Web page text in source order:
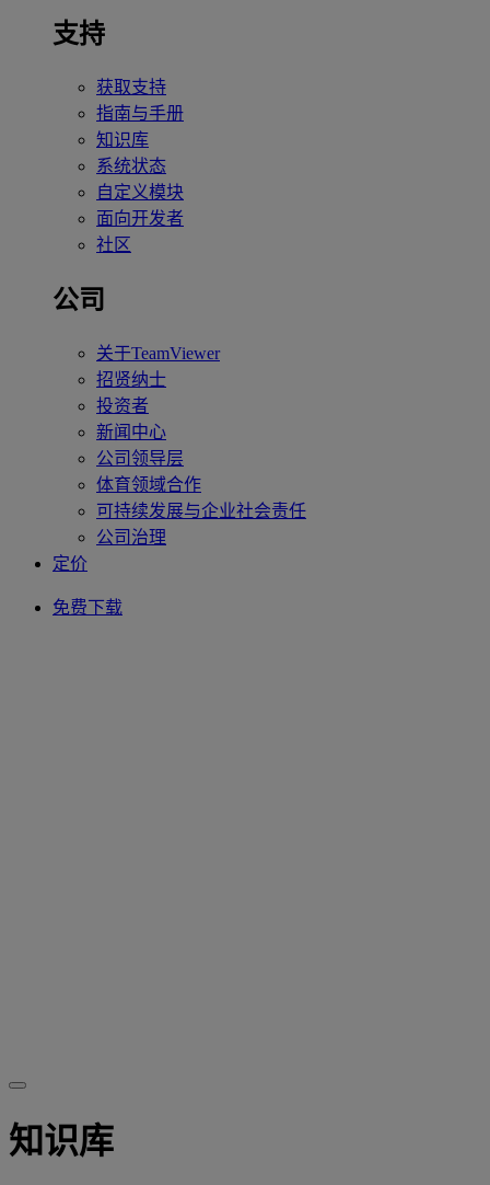
支持
获取支持
指南与手册
知识库
系统状态
自定义模块
面向开发者
社区
公司
关于TeamViewer
招贤纳士
投资者
新闻中心
公司领导层
体育领域合作
可持续发展与企业社会责任
公司治理
定价
免费下载
知识库